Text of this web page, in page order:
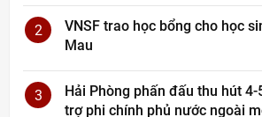
2
VNSF trao học bổng cho học
Mau
3
Hải Phòng phấn đấu thu hút 4-
trợ phi chính phủ nước ngoài